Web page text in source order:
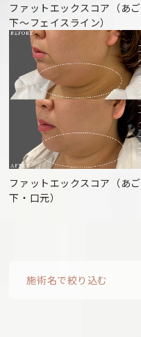
ファットエックスコア（あご
下～フェイスライン）
ファットエックスコア（あご
下・口元）
施術名で絞り込む